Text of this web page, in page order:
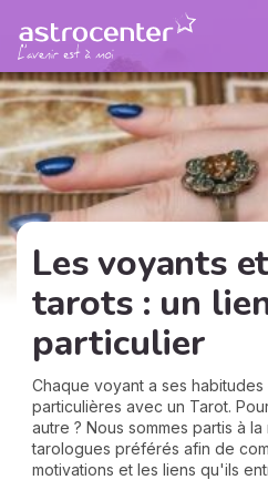
Les voyants
tarots : un
particulier
Chaque voyant a ses
particulières avec un Tarot.
autre ? Nous sommes partis à
tarologues préférés afin de
motivations et les liens qu'ils